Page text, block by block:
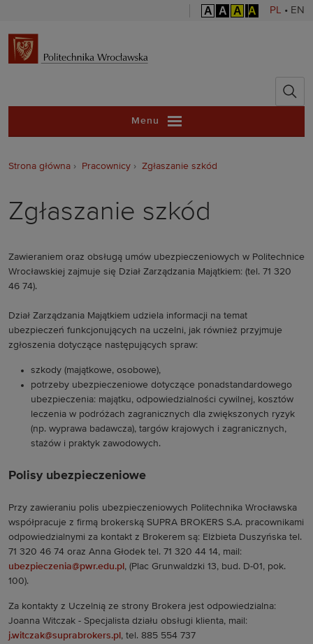
A A A A PL • EN
Politechnika
Menu
Strona główna Pracownicy Zgłaszanie szkód
Zgłaszanie szkód
Zawieraniem oraz obsługą umów ubezpieczeniowych w Politechnice
Wrocławskiej zajmuje się Dział Zarządzania Majątkiem: (tel. 71 320
46 74).
Dział Zarządzania Majątkiem udziela informacji na temat
ubezpieczeń funkcjonujących na uczelni, jak również przyjmuje
zgłoszenia dotyczące następujących spraw:
szkody (majątkowe, osobowe),
potrzeby ubezpieczeniowe dotyczące ponadstandardowego
ubezpieczenia: majątku, odpowiedzialności cywilnej, kosztów
leczenia w podróżach zagranicznych dla zwiększonych ryzyk
(np. wyprawa badawcza), targów krajowych i zagranicznych,
stażów i praktyk zawodowych.
Polisy ubezpieczeniowe
Przy zawieraniu polis ubezpieczeniowych Politechnika Wrocławska
współpracuje z firmą brokerską SUPRA BROKERS S.A. pracownikami
odpowiedzialnymi za kontakt z Brokerem są: Elżbieta Duszyńska tel.
71 320 46 74 oraz Anna Głodek tel. 71 320 44 14, mail:
ubezpieczenia@pwr.edu.pl , (Plac Grunwaldzki 13, bud. D-01, pok.
100).
Za kontakty z Uczelnią ze strony Brokera jest odpowiedzialna:
Joanna Witczak - Specjalista działu obsługi klienta, mail:
j.witczak@suprabrokers.pl , tel. 885 554 737